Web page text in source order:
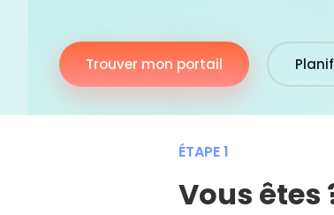
Trouver mon portail
ÉTAPE 1
Vous êtes